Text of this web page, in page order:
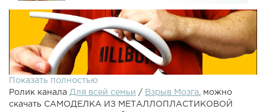
Показать полностью
Ролик канала Для всей семьи / Взрыв Мозга , можно
скачать САМОДЕЛКА ИЗ МЕТАЛЛОПЛАСТИКОВОЙ